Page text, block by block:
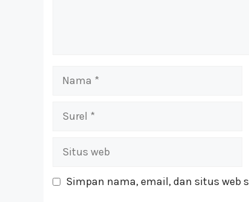
Nama
Surel
Situs
Simpan nama, email, dan situs web